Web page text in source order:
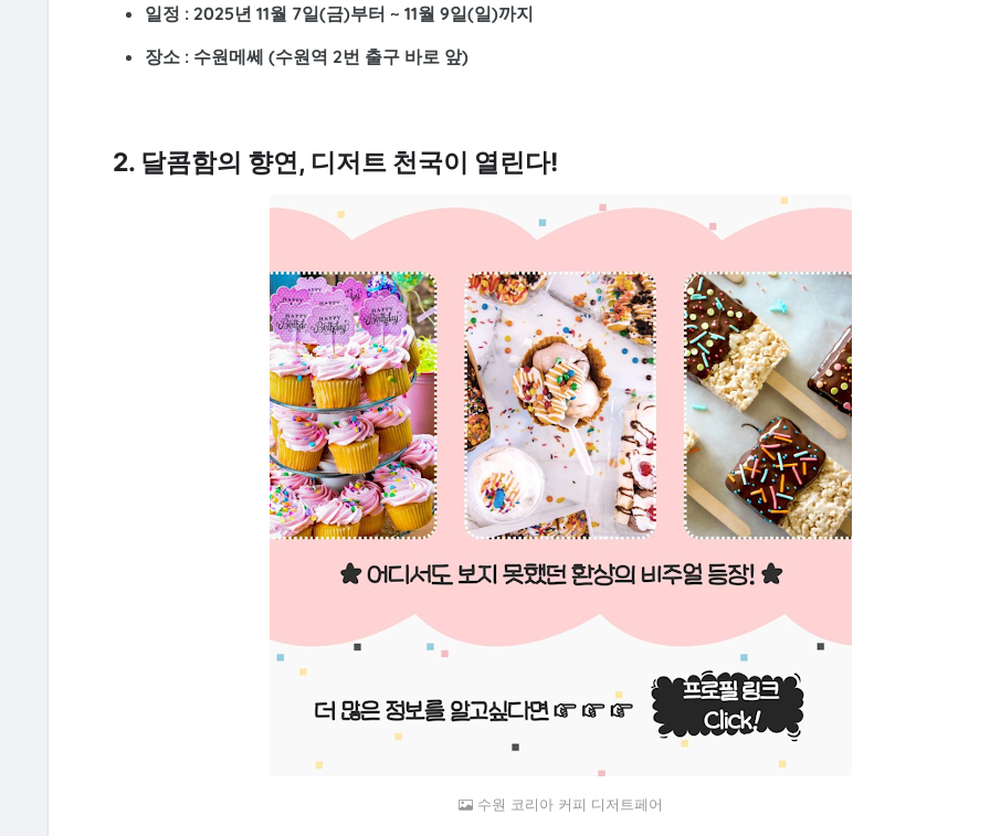
일정 : 2025년 11월 7일(금)부터 ~ 11월 9일(일)까지
장소 : 수원메쎄 (수원역 2번 출구 바로 앞)
2. 달콤함의 향연, 디저트 천국이 열린다!
수원 코리아 커피 디저트페어